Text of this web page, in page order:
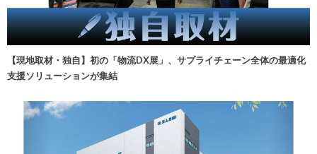
【現地取材・独自】初の「物流DX展」、サプライチェーン全体の最適化
支援ソリューションが集結